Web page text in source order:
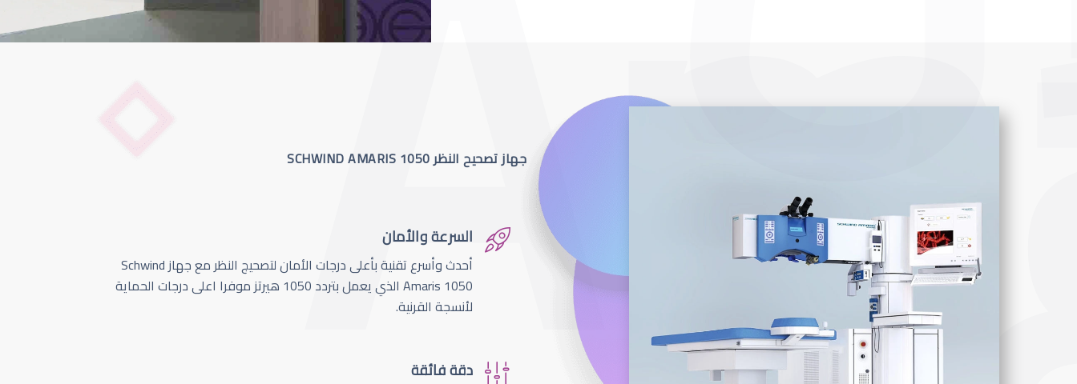
جهاز تصحيح النظر SCHWIND AMARIS 1050
السرعة والأمان
أحدث وأسرع تقنية بأعلى درجات الأمان لتصحيج النظر مع جهاز Schwind
Amaris 1050 الذي يعمل بتردد 1050 هيرتز موفرا اعلى درجات الحماية
لأنسجة القرنية.
دقة فائقة